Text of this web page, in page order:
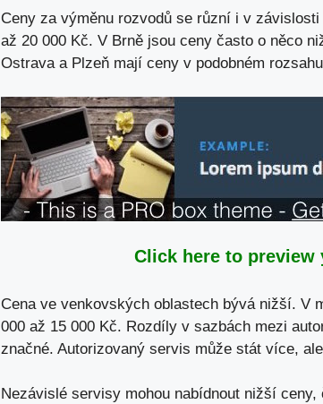
Ceny za výměnu rozvodů se různí i v
až 20 000 Kč. V Brně jsou ceny často o něco
Ostrava a Plzeň mají ceny v podobném
Click here to preview
Cena ve venkovských oblastech bývá nižší. V
000 až 15 000 Kč. Rozdíly v sazbách mezi
značné. Autorizovaný servis může stát více,
Nezávislé servisy mohou nabídnout nižší